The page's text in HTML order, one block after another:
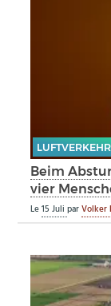
Beim
vier
Le15 JuliparVolker